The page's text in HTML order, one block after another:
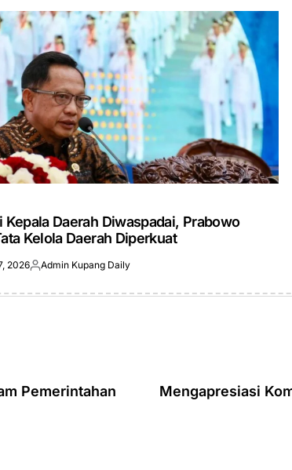
Kepala Daerah Diwaspadai, Prabowo
Kelola Daerah Diperkuat
2026Posted
Admin Kupang Daily
Pemerintahan
Mengapresiasi